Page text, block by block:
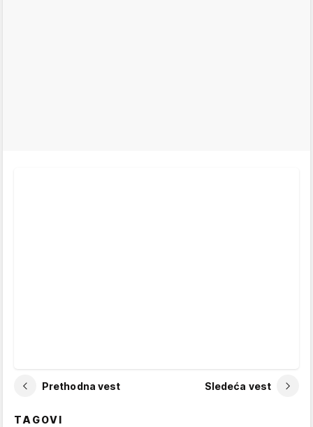
Prethodna vest Sledeća vest
TAGOVI